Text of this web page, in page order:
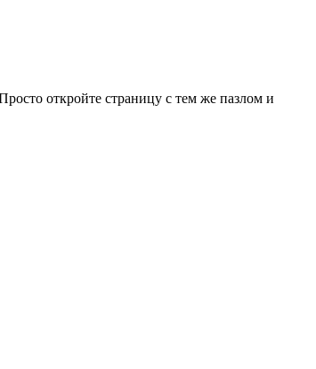
откройте страницу с тем же пазлом и